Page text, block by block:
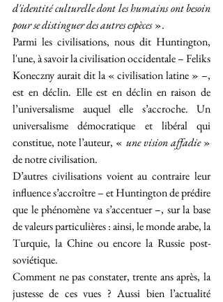
d'identité culturelle dont les humains ont besoin
pour se distinguer des autres espèces ».
Parmi les civilisations, nous dit Huntington,
l'une, à savoir la civilisation occidentale – Feliks
Koneczny aurait dit la « civilisation latine » –,
est en déclin. Elle est en déclin en raison de
l’universalisme auquel elle s’accroche. Un
universalisme démocratique et libéral qui
constitue, note l’auteur, « une vision affadie »
de notre civilisation.
D’autres civilisations voient au contraire leur
influence s’accroître – et Huntington de prédire
que le phénomène va s’accentuer –, sur la base
de valeurs particulières : ainsi, le monde arabe, la
Turquie, la Chine ou encore la Russie post-
soviétique.
Comment ne pas constater, trente ans après, la
justesse de ces vues ? Aussi bien l’actualité